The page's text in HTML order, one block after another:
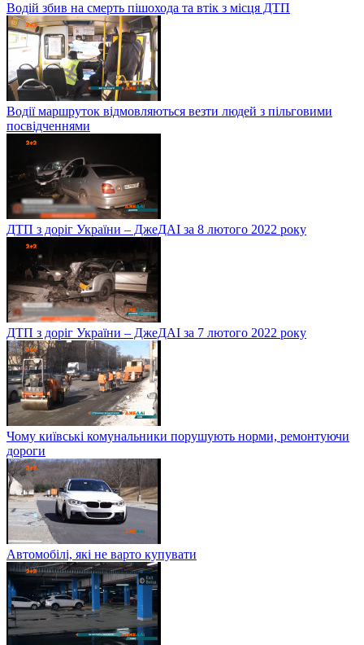
Водій збив на смерть пішохода та втік з місця ДТП
Водії маршруток відмовляються везти людей з пільговими
посвідченнями
ДТП з доріг України – ДжеДАІ за 8 лютого 2022 року
ДТП з доріг України – ДжеДАІ за 7 лютого 2022 року
Чому київські комунальники порушують норми, ремонтуючи
дороги
Автомобілі, які не варто купувати